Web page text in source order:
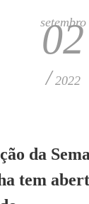
setembro
02
/ 2022
da
tem